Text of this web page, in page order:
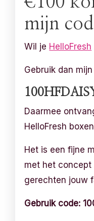
mijn
Wil je HelloFresh
Gebruik dan
Daarmee
HelloFresh
Het is een fijne
met het concept
gerechten jouw
Gebruik code: